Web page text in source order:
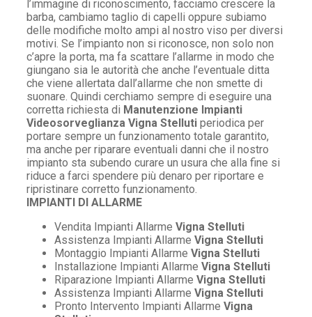
l’immagine di riconoscimento, facciamo crescere la
barba, cambiamo taglio di capelli oppure subiamo
delle modifiche molto ampi al nostro viso per diversi
motivi. Se l’impianto non si riconosce, non solo non
c’apre la porta, ma fa scattare l’allarme in modo che
giungano sia le autorità che anche l’eventuale ditta
che viene allertata dall’allarme che non smette di
suonare. Quindi cerchiamo sempre di eseguire una
corretta richiesta di Manutenzione Impianti
Videosorveglianza Vigna Stelluti periodica per
portare sempre un funzionamento totale garantito,
ma anche per riparare eventuali danni che il nostro
impianto sta subendo curare un usura che alla fine si
riduce a farci spendere più denaro per riportare e
ripristinare corretto funzionamento.
IMPIANTI DI ALLARME
Vendita Impianti Allarme Vigna Stelluti
Assistenza Impianti Allarme Vigna Stelluti
Montaggio Impianti Allarme Vigna Stelluti
Installazione Impianti Allarme Vigna Stelluti
Riparazione Impianti Allarme Vigna Stelluti
Assistenza Impianti Allarme Vigna Stelluti
Pronto Intervento Impianti Allarme Vigna